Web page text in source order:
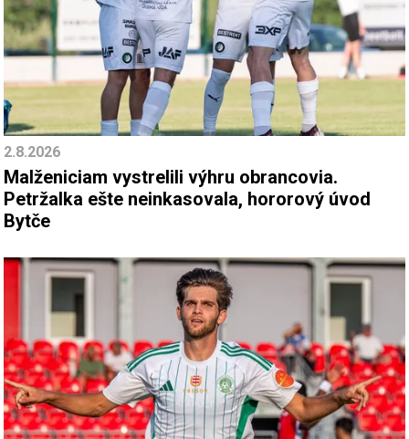
2.8.2026
Malženiciam vystrelili výhru obrancovia.
Petržalka ešte neinkasovala, hororový úvod
Bytče